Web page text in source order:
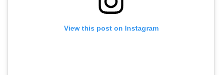
View this post on Instagram